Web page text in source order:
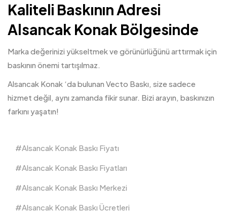
Kaliteli Baskının Adresi
Alsancak Konak Bölgesinde
Marka değerinizi yükseltmek ve görünürlüğünü arttırmak için
baskının önemi tartışılmaz.
Alsancak Konak ‘da bulunan Vecto Baskı, size sadece
hizmet değil, aynı zamanda fikir sunar. Bizi arayın, baskınızın
farkını yaşatın!
Alsancak Konak Baskı Fiyatı
Alsancak Konak Baskı Fiyatları
Alsancak Konak Baskı Merkezi
Alsancak Konak Baskı Ücretleri